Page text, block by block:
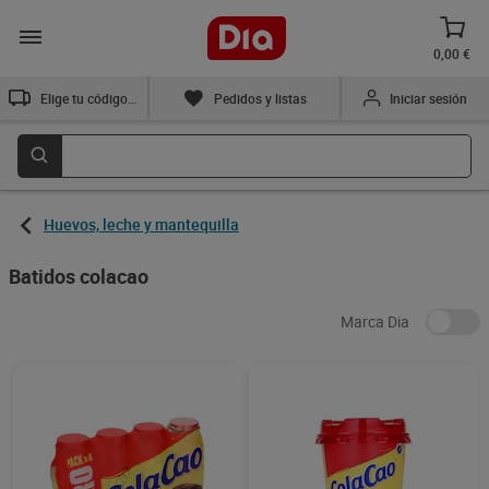
0,00 €
Pedidos y listas Iniciar sesión
Huevos, leche y mantequilla
Batidos colacao
Marca Dia